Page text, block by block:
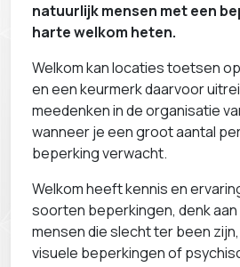
natuurlijk mensen met een
harte welkom heten.
Welkom kan locaties toetsen
en een keurmerk daarvoor
meedenken in de organisatie
wanneer je een groot aantal
beperking verwacht.
Welkom heeft kennis en
soorten beperkingen, denk
mensen die slecht ter been
visuele beperkingen of